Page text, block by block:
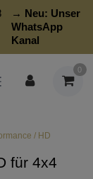
→ Neu: Unser
WhatsApp
Kanal
0
/ HD
für 4x4